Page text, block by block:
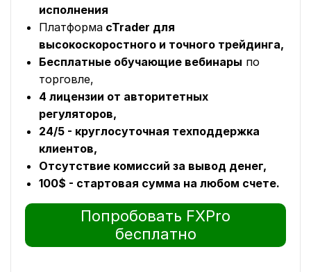
исполнения
Платформа cTrader для
высокоскоростного и точного трейдинга,
Бесплатные обучающие вебинары по
торговле,
4 лицензии от авторитетных
регуляторов,
24/5 - круглосуточная техподдержка
клиентов,
Отсутствие комиссий за вывод денег,
100$ - стартовая сумма на любом счете.
Попробовать FXPro
бесплатно